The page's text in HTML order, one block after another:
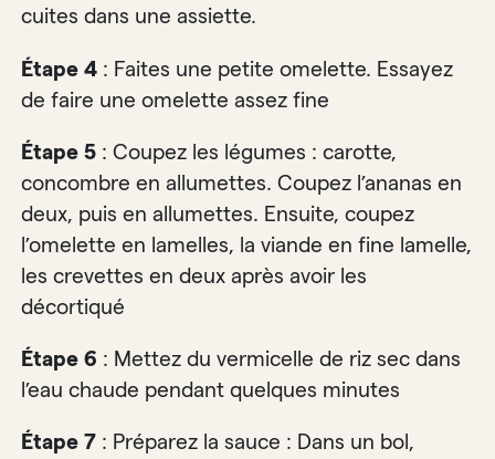
cuites dans une assiette.
Étape 4 : Faites une petite omelette. Essayez
de faire une omelette assez fine
Étape 5 : Coupez les légumes : carotte,
concombre en allumettes. Coupez l’ananas en
deux, puis en allumettes. Ensuite, coupez
l’omelette en lamelles, la viande en fine lamelle,
les crevettes en deux après avoir les
décortiqué
Étape 6 : Mettez du vermicelle de riz sec dans
l’eau chaude pendant quelques minutes
Étape 7 : Préparez la sauce : Dans un bol,